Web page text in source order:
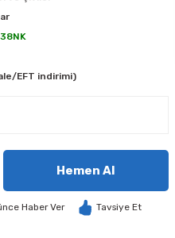
EFT indirimi)
Hemen Al
Haber Ver Tavsiye Et